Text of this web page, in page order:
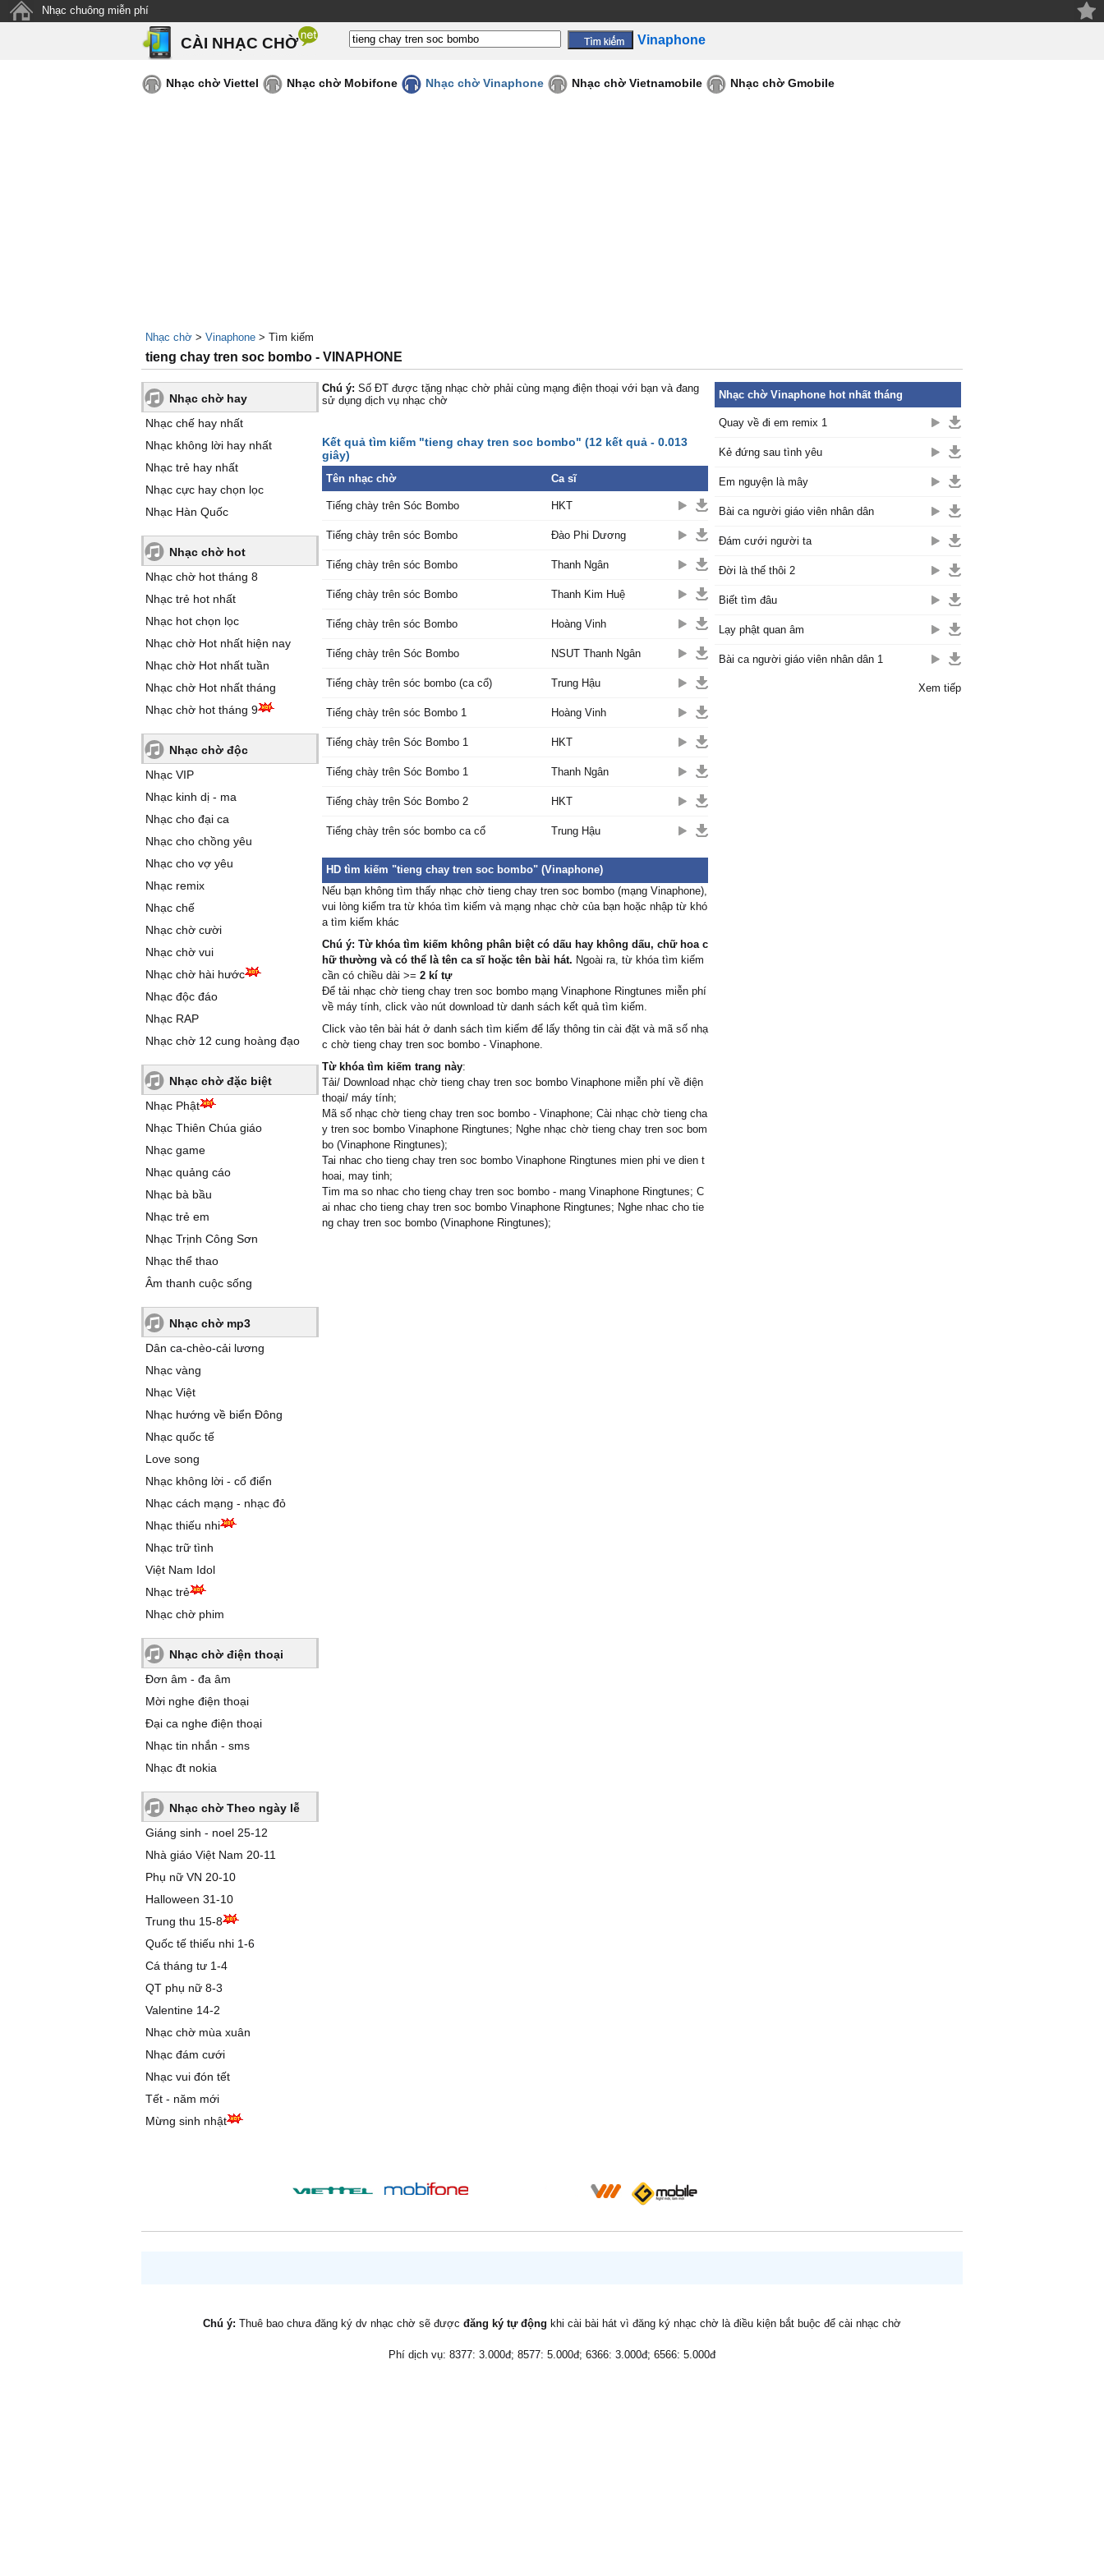
Nhạc chuông miễn phí
CÀI NHẠC CHỜ Vinaphone
Nhạc chờ Viettel Nhạc chờ Mobifone Nhạc chờ Vinaphone Nhạc chờ Vietnamobile Nhạc chờ Gmobile
Nhạc chờ > Vinaphone > Tìm kiếm
tieng chay tren soc bombo - VINAPHONE
Nhạc chờ hay
Nhạc chế hay nhất
Nhạc không lời hay nhất
Nhạc trẻ hay nhất
Nhạc cực hay chọn lọc
Nhạc Hàn Quốc
Nhạc chờ hot
Nhạc chờ hot tháng 8
Nhạc trẻ hot nhất
Nhạc hot chọn lọc
Nhạc chờ Hot nhất hiện nay
Nhạc chờ Hot nhất tuần
Nhạc chờ Hot nhất tháng
Nhạc chờ hot tháng 9
Nhạc chờ độc
Nhạc VIP
Nhạc kinh dị - ma
Nhạc cho đại ca
Nhạc cho chồng yêu
Nhạc cho vợ yêu
Nhạc remix
Nhạc chế
Nhạc chờ cười
Nhạc chờ vui
Nhạc chờ hài hước
Nhạc độc đáo
Nhạc RAP
Nhạc chờ 12 cung hoàng đạo
Nhạc chờ đặc biệt
Nhạc Phật
Nhạc Thiên Chúa giáo
Nhạc game
Nhạc quảng cáo
Nhạc bà bầu
Nhạc trẻ em
Nhạc Trịnh Công Sơn
Nhạc thể thao
Âm thanh cuộc sống
Nhạc chờ mp3
Dân ca-chèo-cải lương
Nhạc vàng
Nhạc Việt
Nhạc hướng về biển Đông
Nhạc quốc tế
Love song
Nhạc không lời - cổ điển
Nhạc cách mạng - nhạc đỏ
Nhạc thiếu nhi
Nhạc trữ tình
Việt Nam Idol
Nhạc trẻ
Nhạc chờ phim
Nhạc chờ điện thoại
Đơn âm - đa âm
Mời nghe điện thoại
Đại ca nghe điện thoại
Nhạc tin nhắn - sms
Nhạc đt nokia
Nhạc chờ Theo ngày lễ
Giáng sinh - noel 25-12
Nhà giáo Việt Nam 20-11
Phụ nữ VN 20-10
Halloween 31-10
Trung thu 15-8
Quốc tế thiếu nhi 1-6
Cá tháng tư 1-4
QT phụ nữ 8-3
Valentine 14-2
Nhạc chờ mùa xuân
Nhạc đám cưới
Nhạc vui đón tết
Tết - năm mới
Mừng sinh nhật
Chú ý: Số ĐT được tặng nhạc chờ phải cùng mạng điện thoại với bạn và đang
sử dụng dịch vụ nhạc chờ
Kết quả tìm kiếm "tieng chay tren soc bombo" (12 kết quả - 0.013
giây)
Tên nhạc chờ Ca sĩ
Tiếng chày trên Sóc Bombo HKT
Tiếng chày trên sóc Bombo Đào Phi Dương
Tiếng chày trên sóc Bombo Thanh Ngân
Tiếng chày trên sóc Bombo Thanh Kim Huệ
Tiếng chày trên sóc Bombo Hoàng Vinh
Tiếng chày trên Sóc Bombo NSUT Thanh Ngân
Tiếng chày trên sóc bombo (ca cổ) Trung Hậu
Tiếng chày trên sóc Bombo 1 Hoàng Vinh
Tiếng chày trên Sóc Bombo 1 HKT
Tiếng chày trên Sóc Bombo 1 Thanh Ngân
Tiếng chày trên Sóc Bombo 2 HKT
Tiếng chày trên sóc bombo ca cổ Trung Hậu
HD tìm kiếm "tieng chay tren soc bombo" (Vinaphone)
Nếu bạn không tìm thấy nhạc chờ tieng chay tren soc bombo (mạng Vinaphone),
vui lòng kiểm tra từ khóa tìm kiếm và mạng nhạc chờ của bạn hoặc nhập từ khó
a tìm kiếm khác
Chú ý: Từ khóa tìm kiếm không phân biệt có dấu hay không dấu, chữ hoa c
hữ thường và có thể là tên ca sĩ hoặc tên bài hát. Ngoài ra, từ khóa tìm kiếm
cần có chiều dài >= 2 kí tự
Để tải nhạc chờ tieng chay tren soc bombo mạng Vinaphone Ringtunes miễn phí
về máy tính, click vào nút download từ danh sách kết quả tìm kiếm.
Click vào tên bài hát ở danh sách tìm kiếm để lấy thông tin cài đặt và mã số nhạ
c chờ tieng chay tren soc bombo - Vinaphone.
Từ khóa tìm kiếm trang này:
Tải/ Download nhạc chờ tieng chay tren soc bombo Vinaphone miễn phí về điện
thoại/ máy tính;
Mã số nhạc chờ tieng chay tren soc bombo - Vinaphone; Cài nhạc chờ tieng cha
y tren soc bombo Vinaphone Ringtunes; Nghe nhạc chờ tieng chay tren soc bom
bo (Vinaphone Ringtunes);
Tai nhac cho tieng chay tren soc bombo Vinaphone Ringtunes mien phi ve dien t
hoai, may tinh;
Tim ma so nhac cho tieng chay tren soc bombo - mang Vinaphone Ringtunes; C
ai nhac cho tieng chay tren soc bombo Vinaphone Ringtunes; Nghe nhac cho tie
ng chay tren soc bombo (Vinaphone Ringtunes);
Nhạc chờ Vinaphone hot nhất tháng
Quay về đi em remix 1
Kẻ đứng sau tình yêu
Em nguyện là mây
Bài ca người giáo viên nhân dân
Đám cưới người ta
Đời là thế thôi 2
Biết tìm đâu
Lạy phật quan âm
Bài ca người giáo viên nhân dân 1
Xem tiếp
Chú ý: Thuê bao chưa đăng ký dv nhạc chờ sẽ được đăng ký tự động khi cài bài hát vì đăng ký nhạc chờ là điều kiện bắt buộc để cài nhạc chờ
Phí dịch vụ: 8377: 3.000đ; 8577: 5.000đ; 6366: 3.000đ; 6566: 5.000đ